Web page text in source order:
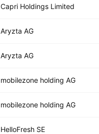
Capri Holdings Limited
Aryzta AG
Aryzta AG
mobilezone holding AG
mobilezone holding AG
HelloFresh SE